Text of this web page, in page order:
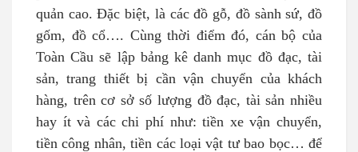
quản cao. Đặc biệt, là các đồ gỗ, đồ sành sứ, đồ
gốm, đồ cổ…. Cùng thời điểm đó, cán bộ của
Toàn Cầu sẽ lập bảng kê danh mục đồ đạc, tài
sản, trang thiết bị cần vận chuyển của khách
hàng, trên cơ sở số lượng đồ đạc, tài sản nhiều
hay ít và các chi phí như: tiền xe vận chuyển,
tiền công nhân, tiền các loại vật tư bao bọc… để